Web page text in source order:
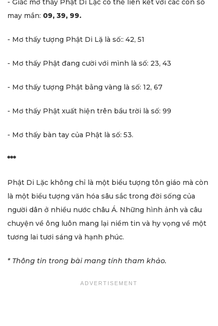
- Giấc mơ thấy Phật Di Lặc có thể liên kết với các con số
may mắn: 09, 39, 99.
- Mơ thấy tượng Phật Di Lặ là số:: 42, 51
- Mơ thấy Phật đang cười với mình là số: 23, 43
- Mơ thấy tượng Phật bằng vàng là số: 12, 67
- Mơ thấy Phật xuất hiện trên bầu trời là số: 99
- Mơ thấy bàn tay của Phật là số: 53.
***
Phật Di Lặc không chỉ là một biểu tượng tôn giáo mà còn
là một biểu tượng văn hóa sâu sắc trong đời sống của
người dân ở nhiều nước châu Á. Những hình ảnh và câu
chuyện về ông luôn mang lại niềm tin và hy vọng về một
tương lai tươi sáng và hạnh phúc.
* Thông tin trong bài mang tính tham khảo.